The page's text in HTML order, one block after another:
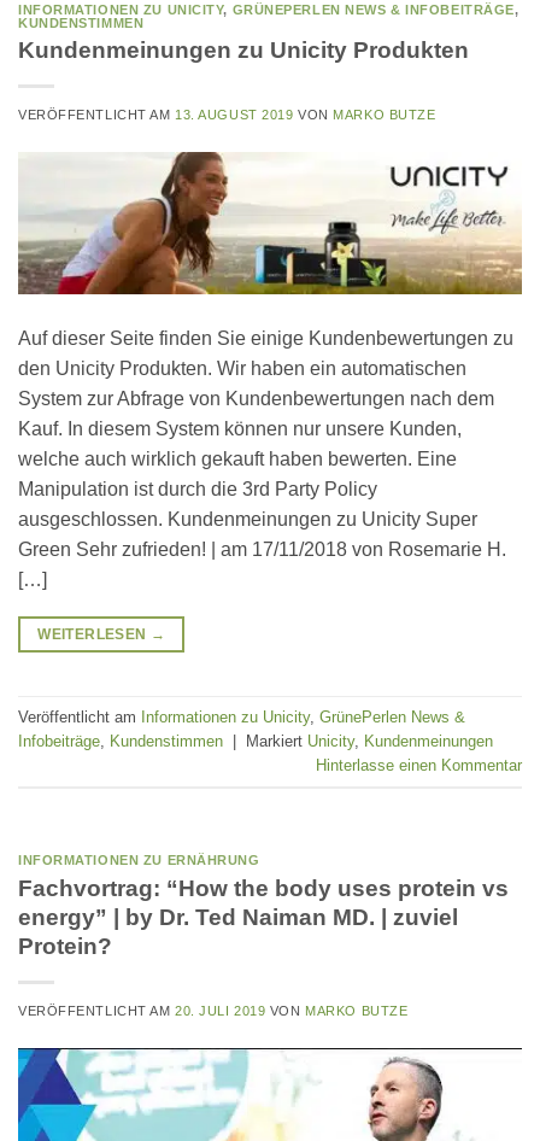
INFORMATIONEN ZU UNICITY, GRÜNEPERLEN NEWS & INFOBEITRÄGE,
KUNDENSTIMMEN
Kundenmeinungen zu Unicity Produkten
VERÖFFENTLICHT AM13. AUGUST 2019 VON MARKO BUTZE
Auf dieser Seite finden Sie einige Kundenbewertungen zu
den Unicity Produkten. Wir haben ein automatischen
System zur Abfrage von Kundenbewertungen nach dem
Kauf. In diesem System können nur unsere Kunden,
welche auch wirklich gekauft haben bewerten. Eine
Manipulation ist durch die 3rd Party Policy
ausgeschlossen. Kundenmeinungen zu Unicity Super
Green Sehr zufrieden! | am 17/11/2018 von Rosemarie H.
[…]
WEITERLESEN →
Veröffentlicht am Informationen zu Unicity, GrünePerlen News &
Infobeiträge
Kundenstimmen Markiert Unicity, Kundenmeinungen
Hinterlasse einen Kommentar
INFORMATIONEN ZU ERNÄHRUNG
Fachvortrag: “How the body uses protein vs
energy” | by Dr. Ted Naiman MD. | zuviel
Protein?
VERÖFFENTLICHT AM20. JULI 2019 VON MARKO BUTZE